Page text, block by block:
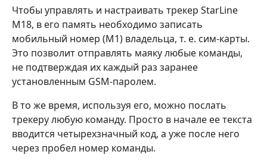
Чтобы управлять и настраивать трекер StarLine
M18, в его память необходимо записать
мобильный номер (М1) владельца, т. е. сим-карты.
Это позволит отправлять маяку любые команды,
не подтверждая их каждый раз заранее
установленным GSM-паролем.
В то же время, используя его, можно послать
трекеру любую команду. Просто в начале ее текста
вводится четырехзначный код, а уже после него
через пробел номер команды.